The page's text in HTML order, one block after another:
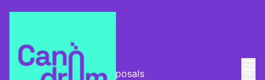
Taula Comunitària / Proposals